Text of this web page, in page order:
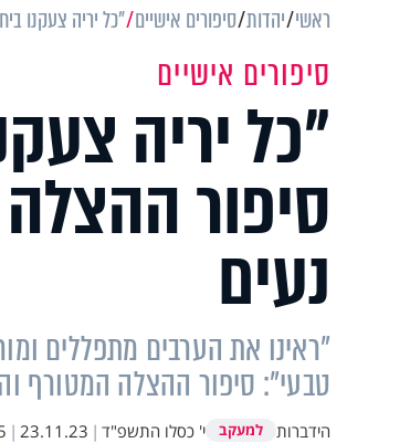
ראשי יהדות סיפורים אישיים "כל יריה צעקנו
סיפורים אישיים
"כל יריה
סיפור
נעים
"ראינו את הערבים מתפללים
טבעי": סיפור ההצלה המטורף
הידברות למעקב י' כסלו התשפ"ד |
23.11.23
|